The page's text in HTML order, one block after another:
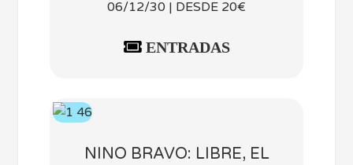
06/12/30 | DESDE 20€
ENTRADAS
NINO BRAVO: LIBRE, EL